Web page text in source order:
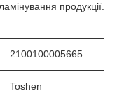
продукції.
2100100005665
Toshen